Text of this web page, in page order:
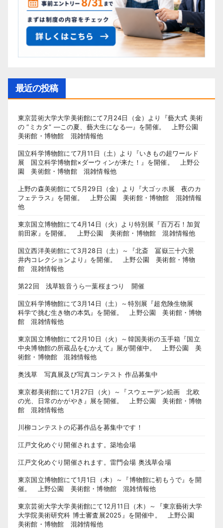
最近の投稿
東京芸術大学大学美術館にて7月24日（金）より『藝大式 美術
の “ミカタ” ―この夏、藝大生になる―』を開催。 上野公園
美術館・博物館 混雑情報他
国立科学博物館にて7月11日（土）より『いきもの超ワールド
展 国立科学博物館×ダーウィンが来た！』を開催。 上野公
園 美術館・博物館 混雑情報他
上野の森美術館にて5月29日（金）より『大ゴッホ展 夜のカ
フェテラス』を開催。 上野公園 美術館・博物館 混雑情報
他
東京国立博物館にて4月14日（火）より特別展『百万石！加賀
前田家』を開催。 上野公園 美術館・博物館 混雑情報他
国立西洋美術館にて3月28日（土）～『北斎 冨嶽三十六景
井内コレクションより』を開催。 上野公園 美術館・博物
館 混雑情報他
第22回 浅草観音うら一葉桜まつり 開催
国立科学博物館にて3月14日（土）～特別展『超危険生物展
科学で挑む生き物の本気』を開催。 上野公園 美術館・博物
館 混雑情報他
東京国立博物館にて2月10日（火）～韓国美術の玉手箱『国立
中央博物館の所蔵品をむかえて』展が開催中。 上野公園 美
術館・博物館 混雑情報他
奥浅草 写真展及び写真コンテスト 作品募集中
東京都美術館にて1月27日（火）～『スウェーデン絵画 北欧
の光、日常のかがやき』展を開催。 上野公園 美術館・博物
館 混雑情報他
川柳コンテストの応募作品を募集中です！
江戸文化めぐり開催されます。築地会場
江戸文化めぐり開催されます。雷門会場 奥浅草会場
東京国立博物館にて1月1日（木）～『博物館に初もうで』を開
催。 上野公園 美術館・博物館 混雑情報他
東京芸術大学大学美術館にて12月11日（木）～『東京藝術大学
大学院美術研究科 博士審査展2025』を開催中。 上野公園
美術館・博物館 混雑情報他